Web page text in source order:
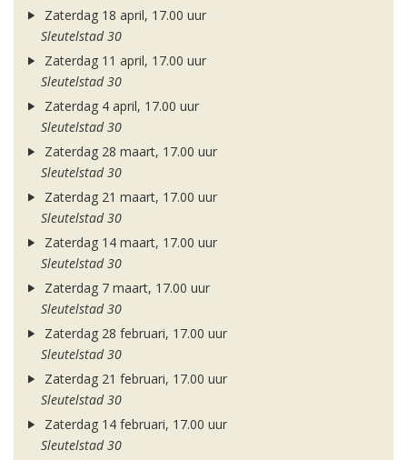
Zaterdag 18 april, 17.00 uur
Sleutelstad 30
Zaterdag 11 april, 17.00 uur
Sleutelstad 30
Zaterdag 4 april, 17.00 uur
Sleutelstad 30
Zaterdag 28 maart, 17.00 uur
Sleutelstad 30
Zaterdag 21 maart, 17.00 uur
Sleutelstad 30
Zaterdag 14 maart, 17.00 uur
Sleutelstad 30
Zaterdag 7 maart, 17.00 uur
Sleutelstad 30
Zaterdag 28 februari, 17.00 uur
Sleutelstad 30
Zaterdag 21 februari, 17.00 uur
Sleutelstad 30
Zaterdag 14 februari, 17.00 uur
Sleutelstad 30